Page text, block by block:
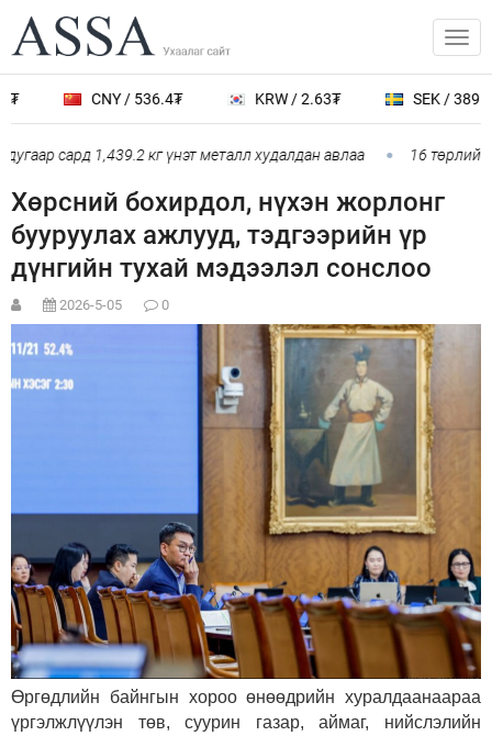
CNY / 536.4₮ KRW / 2.63₮ SEK / 389.0₮
сард 1,439.2 кг үнэт металл худалдан авлаа 16 төрлийн
Хөрсний бохирдол, нүхэн жорлонг
бууруулах ажлууд, тэдгээрийн үр
дүнгийн тухай мэдээлэл сонслоо
2026-5-05 0
Өргөдлийн байнгын хороо өнөөдрийн хуралдаанаараа
үргэлжлүүлэн төв, суурин газар, аймаг, нийслэлийн